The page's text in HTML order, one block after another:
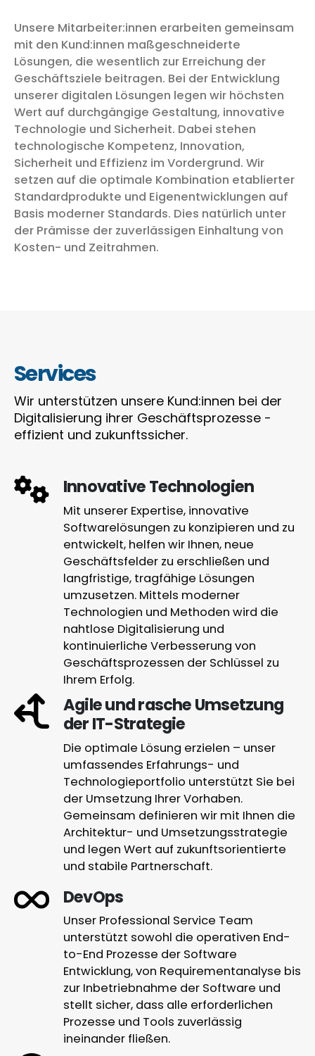
Unsere Mitarbeiter:innen erarbeiten gemeinsam
mit den Kund:innen maßgeschneiderte
Lösungen, die wesentlich zur Erreichung der
Geschäftsziele beitragen. Bei der Entwicklung
unserer digitalen Lösungen legen wir höchsten
Wert auf durchgängige Gestaltung, innovative
Technologie und Sicherheit. Dabei stehen
technologische Kompetenz, Innovation,
Sicherheit und Effizienz im Vordergrund. Wir
setzen auf die optimale Kombination etablierter
Standardprodukte und Eigenentwicklungen auf
Basis moderner Standards. Dies natürlich unter
der Prämisse der zuverlässigen Einhaltung von
Kosten- und Zeitrahmen.
Services
Wir unterstützen unsere Kund:innen bei der
Digitalisierung ihrer Geschäftsprozesse -
effizient und zukunftssicher.
Innovative Technologien
Mit unserer Expertise, innovative
Softwarelösungen zu konzipieren und zu
entwickelt, helfen wir Ihnen, neue
Geschäftsfelder zu erschließen und
langfristige, tragfähige Lösungen
umzusetzen. Mittels moderner
Technologien und Methoden wird die
nahtlose Digitalisierung und
kontinuierliche Verbesserung von
Geschäftsprozessen der Schlüssel zu
Ihrem Erfolg.
Agile und rasche Umsetzung
der IT-Strategie
Die optimale Lösung erzielen – unser
umfassendes Erfahrungs- und
Technologieportfolio unterstützt Sie bei
der Umsetzung Ihrer Vorhaben.
Gemeinsam definieren wir mit Ihnen die
Architektur- und Umsetzungsstrategie
und legen Wert auf zukunftsorientierte
und stabile Partnerschaft.
DevOps
Unser Professional Service Team
unterstützt sowohl die operativen End-
to-End Prozesse der Software
Entwicklung, von Requirementanalyse bis
zur Inbetriebnahme der Software und
stellt sicher, dass alle erforderlichen
Prozesse und Tools zuverlässig
ineinander fließen.